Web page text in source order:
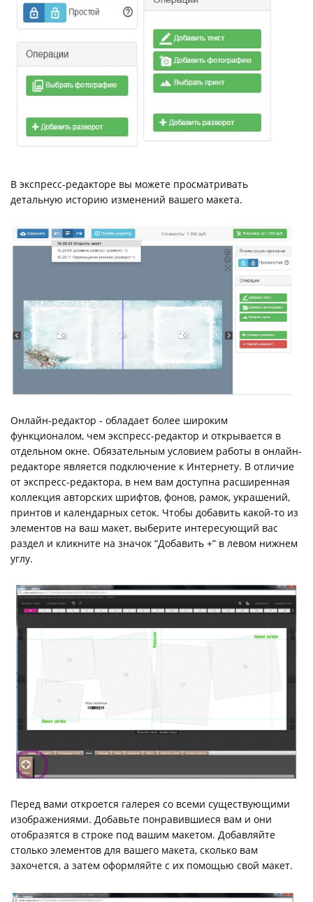
В экспресс-редакторе вы можете просматривать
детальную историю изменений вашего макета.
Онлайн-редактор - обладает более широким
функционалом, чем экспресс-редактор и открывается в
отдельном окне. Обязательным условием работы в онлайн-
редакторе является подключение к Интернету. В отличие
от экспресс-редактора, в нем вам доступна расширенная
коллекция авторских шрифтов, фонов, рамок, украшений,
принтов и календарных сеток. Чтобы добавить какой-то из
элементов на ваш макет, выберите интересующий вас
раздел и кликните на значок “Добавить +” в левом нижнем
углу.
Перед вами откроется галерея со всеми существующими
изображениями. Добавьте понравившиеся вам и они
отобразятся в строке под вашим макетом. Добавляйте
столько элементов для вашего макета, сколько вам
захочется, а затем оформляйте с их помощью свой макет.